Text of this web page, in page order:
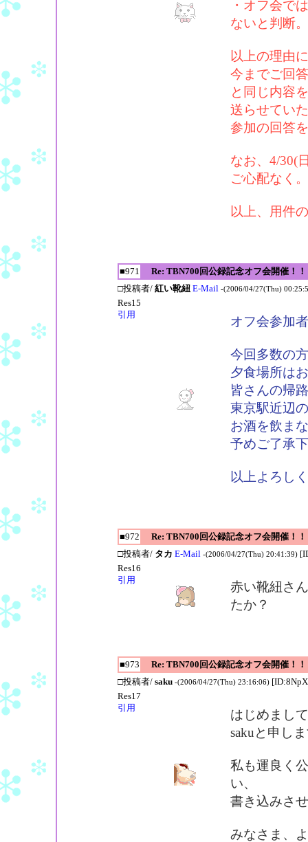
・オフ会で
ないと判断。
以上の理由
今までご回
と同じ内容を
送らせてい
参加の回答
なお、4/30(
ご心配なく。
以上、用件
■971 Re: TBN700回公録記念オフ会開催！！
□投稿者/ 紅い靴紐 E-Mail -(2006/04/27(Thu)
Res15
引用
オフ会参加
今回多数の
夕食場所は
皆さんの帰
東京駅近辺
お酒を飲ま
予めご了承
以上よろし
■972 Re: TBN700回公録記念オフ会開催！！
□投稿者/ タカ E-Mail -(2006/04/27(Thu) 20:41:39)
Res16
引用
赤い靴紐さ
たか？
■973 Re: TBN700回公録記念オフ会開催！！
□投稿者/ saku -(2006/04/27(Thu) 23:16:06)
Res17
引用
はじめまし
sakuと申し
私も運良く
い、
書き込みさ
みなさま、